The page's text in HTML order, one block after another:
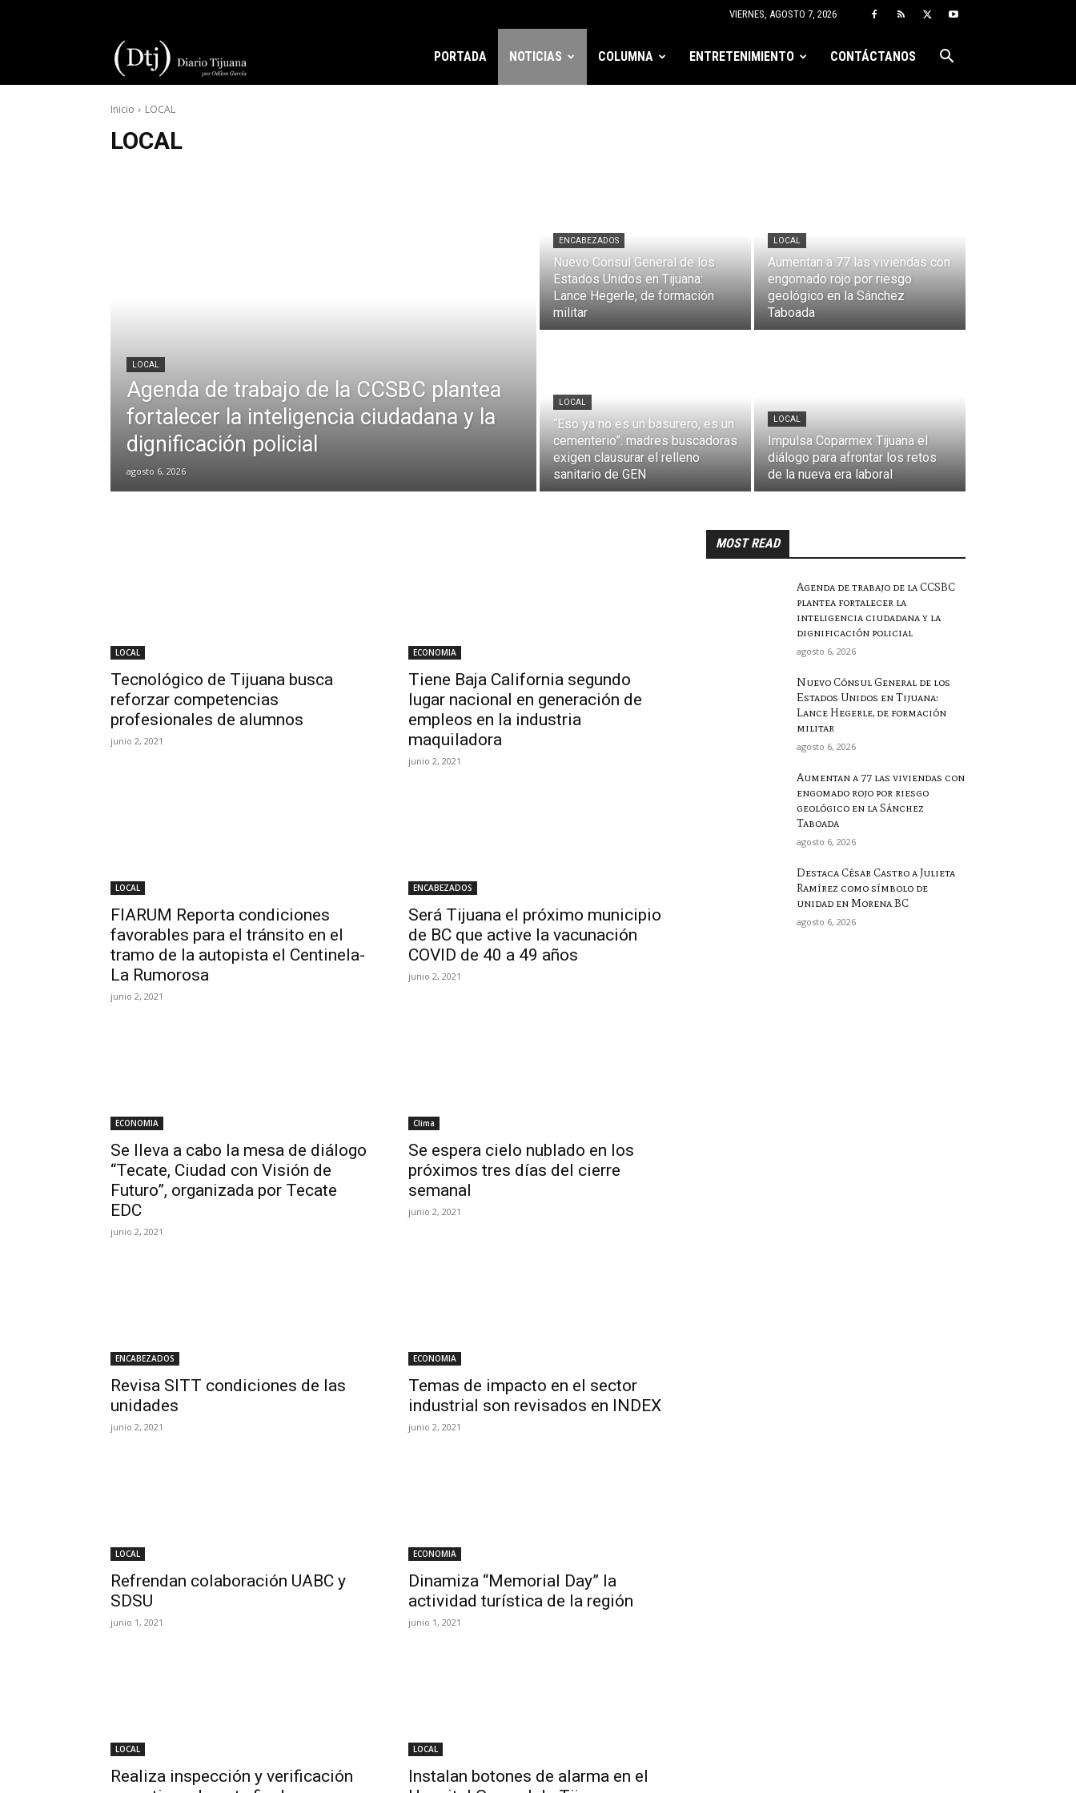
VIERNES, AGOSTO 7, 2026
PORTADA NOTICIAS COLUMNA ENTRETENIMIENTO CONTÁCTANOS
Inicio LOCAL
LOCAL
LOCAL
Agenda de trabajo de la CCSBC plantea
fortalecer la inteligencia ciudadana y la
dignificación policial
agosto 6, 2026
ENCABEZADOS
Nuevo Cónsul General de los
Estados Unidos en Tijuana:
Lance Hegerle, de formación
militar
LOCAL
Aumentan a 77 las viviendas con
engomado rojo por riesgo
geológico en la Sánchez
Taboada
LOCAL
“Eso ya no es un basurero, es un
cementerio”: madres buscadoras
exigen clausurar el relleno
sanitario de GEN
LOCAL
Impulsa Coparmex Tijuana el
diálogo para afrontar los retos
de la nueva era laboral
LOCAL
Tecnológico de Tijuana busca
reforzar competencias
profesionales de alumnos
junio 2, 2021
ECONOMIA
Tiene Baja California segundo
lugar nacional en generación de
empleos en la industria
maquiladora
junio 2, 2021
LOCAL
FIARUM Reporta condiciones
favorables para el tránsito en el
tramo de la autopista el Centinela-
La Rumorosa
junio 2, 2021
ENCABEZADOS
Será Tijuana el próximo municipio
de BC que active la vacunación
COVID de 40 a 49 años
junio 2, 2021
ECONOMIA
Se lleva a cabo la mesa de diálogo
“Tecate, Ciudad con Visión de
Futuro”, organizada por Tecate
EDC
junio 2, 2021
Clima
Se espera cielo nublado en los
próximos tres días del cierre
semanal
junio 2, 2021
ENCABEZADOS
Revisa SITT condiciones de las
unidades
junio 2, 2021
ECONOMIA
Temas de impacto en el sector
industrial son revisados en INDEX
junio 2, 2021
LOCAL
Refrendan colaboración UABC y
SDSU
junio 1, 2021
ECONOMIA
Dinamiza “Memorial Day” la
actividad turística de la región
junio 1, 2021
LOCAL
Realiza inspección y verificación
LOCAL
Instalan botones de alarma en el
MOST READ
Agenda de trabajo de la CCSBC
plantea fortalecer la
inteligencia ciudadana y la
dignificación policial
agosto 6, 2026
Nuevo Cónsul General de los
Estados Unidos en Tijuana:
Lance Hegerle, de formación
militar
agosto 6, 2026
Aumentan a 77 las viviendas con
engomado rojo por riesgo
geológico en la Sánchez
Taboada
agosto 6, 2026
Destaca César Castro a Julieta
Ramírez como símbolo de
unidad en Morena BC
agosto 6, 2026